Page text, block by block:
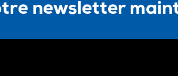
newsletter